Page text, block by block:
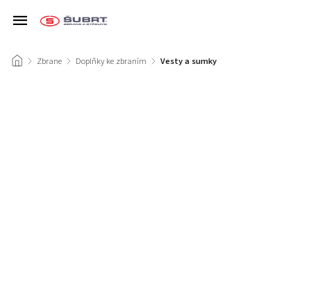
/ Zbrane / Doplňky ke zbraním / Vesty a sumky